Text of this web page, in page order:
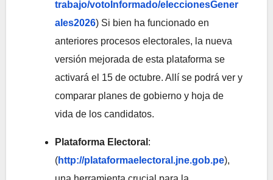
trabajo/votoInformado/eleccionesGener
ales2026) Si bien ha funcionado en
anteriores procesos electorales, la nueva
versión mejorada de esta plataforma se
activará el 15 de octubre. Allí se podrá ver y
comparar planes de gobierno y hoja de
vida de los candidatos.
Plataforma Electoral :
(http://plataformaelectoral.jne.gob.pe),